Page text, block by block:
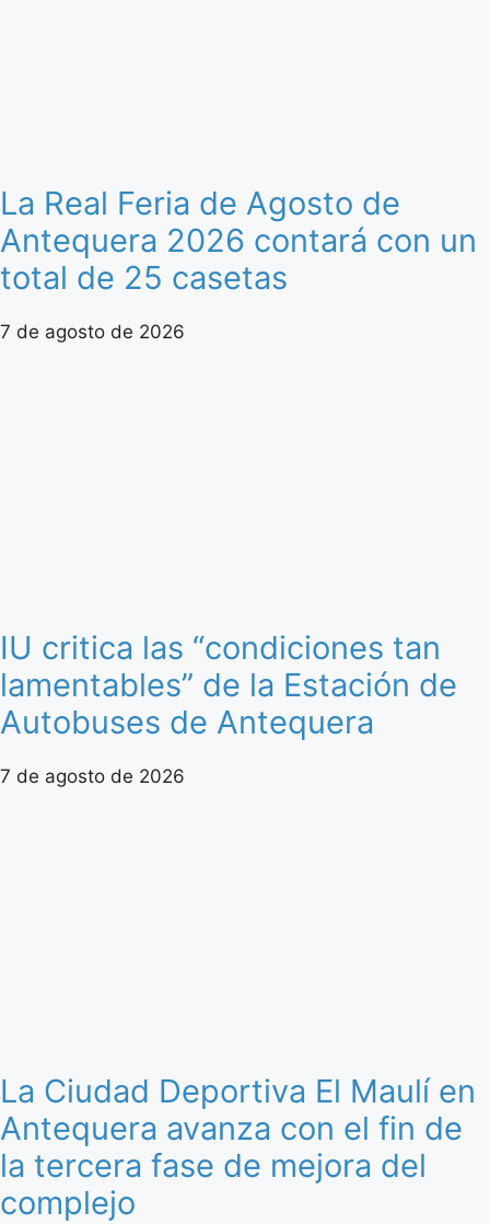
La Real Feria de Agosto de
Antequera 2026 contará con un
total de 25 casetas
7 de agosto de 2026
IU critica las “condiciones tan
lamentables” de la Estación de
Autobuses de Antequera
7 de agosto de 2026
La Ciudad Deportiva El Maulí en
Antequera avanza con el fin de
la tercera fase de mejora del
complejo